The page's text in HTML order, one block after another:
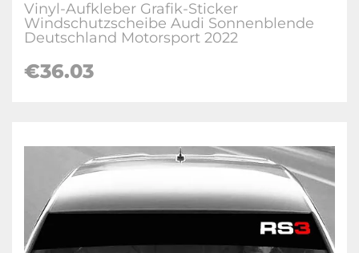
Vinyl-Aufkleber Grafik-Sticker
Windschutzscheibe Audi Sonnenblende
Deutschland Motorsport 2022
€36.03